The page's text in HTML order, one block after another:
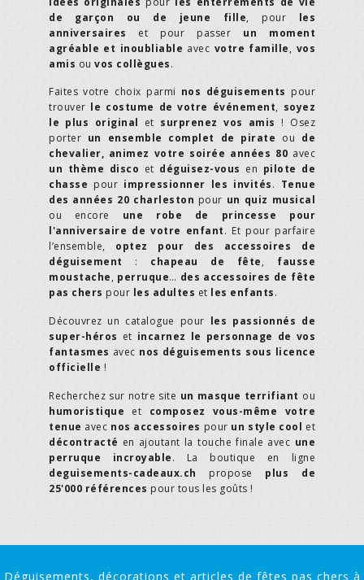
de garçon ou de jeune fille, pour les
anniversaires et pour passer un moment
agréable et inoubliable avec votre famille, vos
amis ou vos collègues.
Faites votre choix parmi nos déguisements pour
trouver le costume de votre événement, soyez
le plus original et surprenez vos amis ! Osez
porter un ensemble complet de pirate ou de
chevalier, animez votre soirée années 80 avec
un thème disco et déguisez-vous en pilote de
chasse pour impressionner les invités. Tenue
des années 20 charleston pour un quiz musical
ou encore une robe de princesse pour
l'anniversaire de votre enfant. Et pour parfaire
l’ensemble, optez pour des accessoires de
déguisement : chapeau de fête, fausse
moustache, perruque… des accessoires de fête
pas chers pour les adultes et les enfants.
Découvrez un catalogue pour les passionnés de
super-héros et incarnez le personnage de vos
fantasmes avec nos déguisements sous licence
officielle !
Recherchez sur notre site un masque terrifiant ou
humoristique et composez vous-même votre
tenue avec nos accessoires pour un style cool et
décontracté en ajoutant la touche finale avec une
perruque incroyable. La boutique en ligne
deguisements-cadeaux.ch propose plus de
25'000 références pour tous les goûts !
Déguisements, décorations et articles de fêtes pas chers à